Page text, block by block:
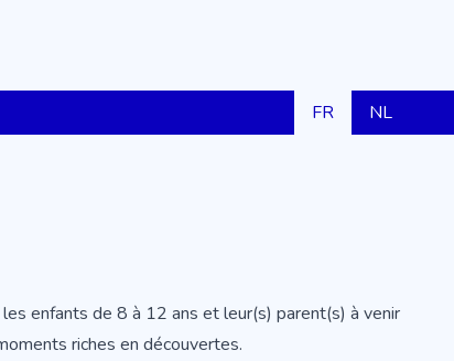
FR NL
enfants de 8 à 12 ans et leur(s) parent(s) à venir
riches en découvertes.